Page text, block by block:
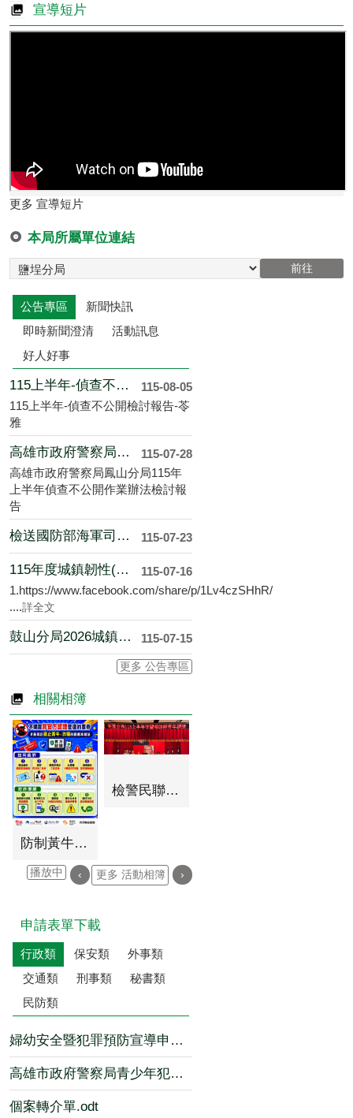
宣導短片
更多 宣導短片
本局所屬單位連結
公告專區
新聞快訊
即時新聞澄清
活動訊息
好人好事
115-08-05
115上半年-偵查不公開檢討報告-苓雅
115上半年-偵查不公開檢討報告-苓
雅
115-07-28
高雄市政府警察局鳳山分局115年上半年偵查不公開作業辦法檢討....
高雄市政府警察局鳳山分局115年
上半年偵查不公開作業辦法檢討報
告
115-07-23
檢送國防部海軍司令部115年8月份實彈射擊報告單1份， 請通....
115-07-16
115年度城鎮韌性(防空)演習宣導內容
1.https://www.facebook.com/share/p/1Lv4czSHhR/
....詳全文
115-07-15
鼓山分局2026城鎮韌性(防空)演習宣導資料、問答集及避難指....
更多 公告專區
相關相簿
防制黃牛票詐騙，拒絕黃牛守護權益
檢警民聯手築防線，苓雅分局常年訓練升級巡守技能
播放中 ‹ 更多 活動相簿 ›
行政類 保安類
外事類
交通類
刑事類
秘書類
民防類
婦幼安全暨犯罪預防宣導申請表.odt
高雄市政府警察局青少年犯罪預防宣導申請表....
個案轉介單.odt